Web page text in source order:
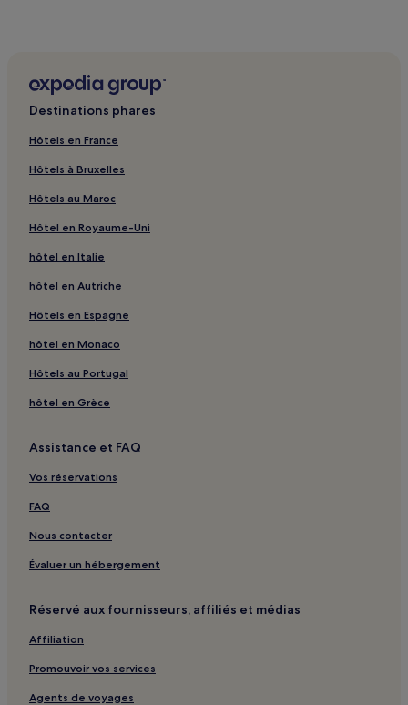
Destinations phares
Hôtels en France
Hôtels à Bruxelles
Hôtels au Maroc
Hôtel en Royaume-Uni
hôtel en Italie
hôtel en Autriche
Hôtels en Espagne
hôtel en Monaco
Hôtels au Portugal
hôtel en Grèce
Assistance et FAQ
Vos réservations
FAQ
Nous contacter
Évaluer un hébergement
Réservé aux fournisseurs, affiliés et médias
Affiliation
Promouvoir vos services
Agents de voyages